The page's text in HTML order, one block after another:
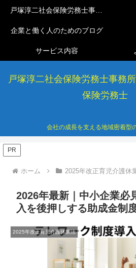
戸塚淳二社会保険労務士事務
保険労務士
会社の成長を支える地域密着型
戸塚淳二社会保険労務士事務所
企業と働く人のためのブログ
サービス内容
PR
ホーム 2025年改正育児介護休
2026年最新｜中小企業必
入を後押しする助成金制
2025年改正育児介護休業法